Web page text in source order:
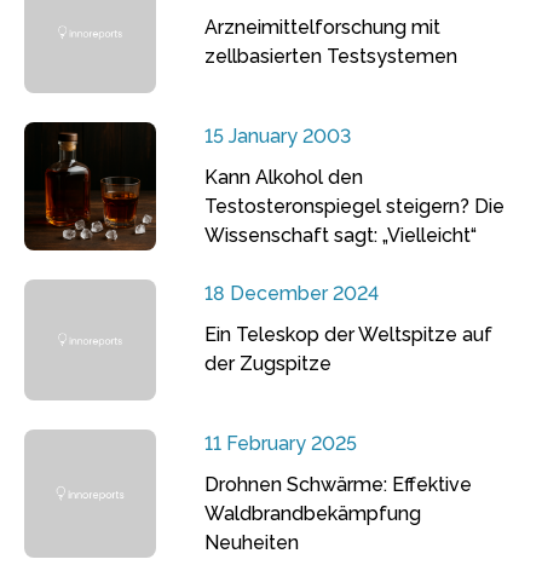
Arzneimittelforschung mit
zellbasierten Testsystemen
15 January 2003
Kann Alkohol den
Testosteronspiegel steigern? Die
Wissenschaft sagt: „Vielleicht“
18 December 2024
Ein Teleskop der Weltspitze auf
der Zugspitze
11 February 2025
Drohnen Schwärme: Effektive
Waldbrandbekämpfung
Neuheiten